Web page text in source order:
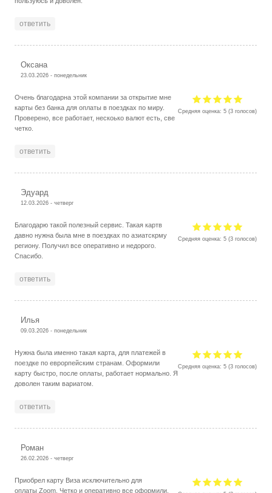
ответить
Оксана
23.03.2026 - понедельник
Средняя оценка:5 (3 голосов)
Очень благодарна этой компании за открытие мне
карты без банка для оплаты в поездках по миру.
Проверено, все работает, нескоько валют есть, све
четко.
ответить
Эдуард
12.03.2026 - четверг
Средняя оценка:5 (3 голосов)
Благодарю такой полезный сервис. Такая картв
давно нужна была мне в поездках по азиатскрму
региону. Получил все оперативно и недорого.
Спасибо.
ответить
Илья
09.03.2026 - понедельник
Средняя оценка:5 (3 голосов)
Нужна была именно такая карта, для платежей в
поездке по еврорпейским странам. Оформили
карту быстро, после оплаты, работает нормально. Я
доволен таким вариатом.
ответить
Роман
26.02.2026 - четверг
Приобрел карту Виза исключительно для
оплаты Zoom. Четко и оперативно все оформили,